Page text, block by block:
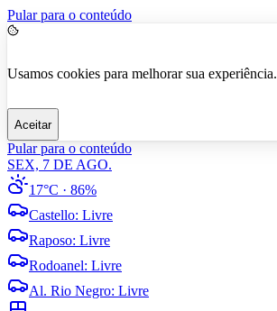
Pular para o conteúdo
Usamos cookies para melhorar sua experiência.
Aceitar
Pular para o conteúdo
SEX, 7 DE AGO.
17°C · 86%
Castello: Livre
Raposo: Livre
Rodoanel: Livre
Al. Rio Negro: Livre